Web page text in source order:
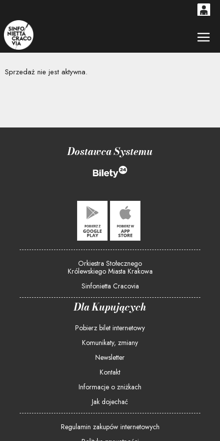
0
0,00
Sprzedaż nie jest aktywna.
Dostawca Systemu
Orkiestra Stołecznego
Królewskiego Miasta Krakowa
Sinfonietta Cracovia
Dla Kupujących
Pobierz bilet internetowy
Komunikaty, zmiany
Newsletter
Kontakt
Informacje o zniżkach
Jak dojechać
Regulamin zakupów internetowych